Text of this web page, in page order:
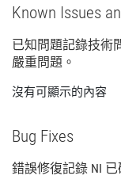
Known Issues
已知問題記錄技術
嚴重問題。
沒有可顯示的內容
Bug Fixes
錯誤修復記錄 NI 已